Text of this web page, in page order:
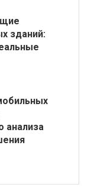
зданий:
анализа